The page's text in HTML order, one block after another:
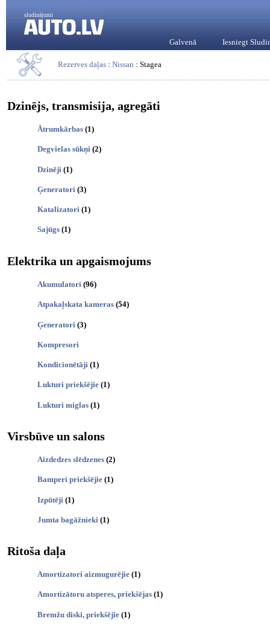
sludinājumi
Galvenā Iesniegt
Rezerves daļas : Nissan : Stagea
Dzinējs, transmisija, agregāti
Ātrumkārbas (1)
Degvielas sūkņi (2)
Dzinēji (1)
Ģeneratori (3)
Katalizatori (1)
Sajūgs (1)
Elektrika un apgaismojums
Akumulatori (96)
Atpakaļskata kameras (54)
Ģeneratori (3)
Kompresori
Kondicionētāji (1)
Lukturi priekšējie (1)
Lukturi miglas (1)
Virsbūve un salons
Aizdedzes slēdzenes (2)
Bamperi priekšējie (1)
Izpūtēji (1)
Jumta bagāžnieki (1)
Ritoša daļa
Amortizatori aizmugurējie (1)
Amortizātoru atsperes, priekšējas (1)
Bremžu diski, priekšējie (1)